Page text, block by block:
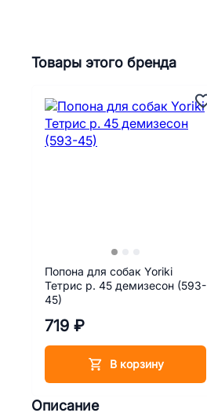
Описание
Товары этого бренда
Попона для собак Yoriki
Тетрис р. 45 демизесон (593-
45)
719 ₽
В корзину